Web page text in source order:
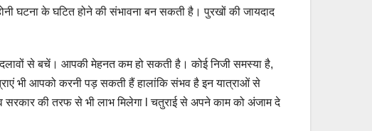
घटना के घटित होने की संभावना बन सकती है। पुरखों की जायदाद
से बचें। आपकी मेहनत कम हो सकती है। कोई निजी समस्या है,
भी आपको करनी पड़ सकती हैं हालांकि संभव है इन यात्राओं से
सरकार की तरफ से भी लाभ मिलेगा l चतुराई से अपने काम को अंजाम दे